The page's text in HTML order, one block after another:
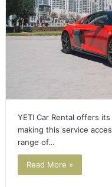
YETI Car Rental offers
making this service
range of…
Read More »